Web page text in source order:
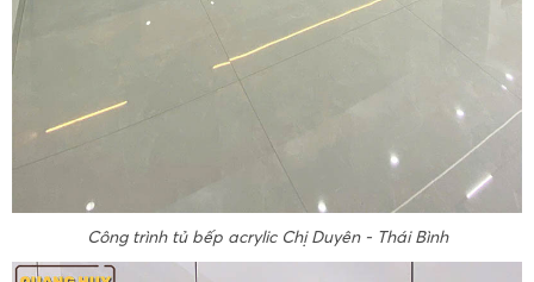
Công trình tủ bếp acrylic Chị Duyên - Thái Bình